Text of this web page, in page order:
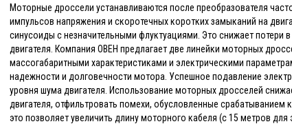
Моторные дроссели устанавливаются после преобразователя
импульсов напряжения и скоротечных коротких замыканий на
синусоиды с незначительными флуктуациями. Это снижает потери
двигателя. Компания ОВЕН предлагает две линейки моторных
массогабаритными характеристиками и электрическими
надежности и долговечности мотора. Успешное подавление
уровня шума двигателя. Использование моторных дросселей
двигателя, отфильтровать помехи, обусловленные
это позволяет увеличить длину моторного кабеля (с 15 метров